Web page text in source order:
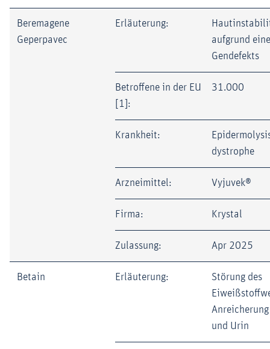
Beremagene
Geperpavec
Erläuterung:
aufgrund
Gendefekts
Betroffene in der EU
[1]:
31.000
Krankheit:
dystrophe
Arzneimittel: Vyjuvek®
Firma: Krystal
Zulassung: Apr 2025
Betain Erläuterung:
Störung des
und Urin